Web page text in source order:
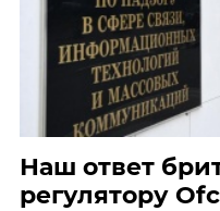
Наш ответ
регулятору